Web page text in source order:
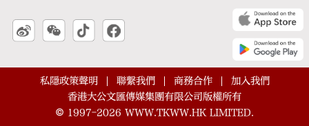
私隱政策聲明 聯繫我們 商務合作
加入我們
香港大公文匯傳媒集團有限公司版權所有
© 1997-2026 WWW.TKWW.HK LIMITED.